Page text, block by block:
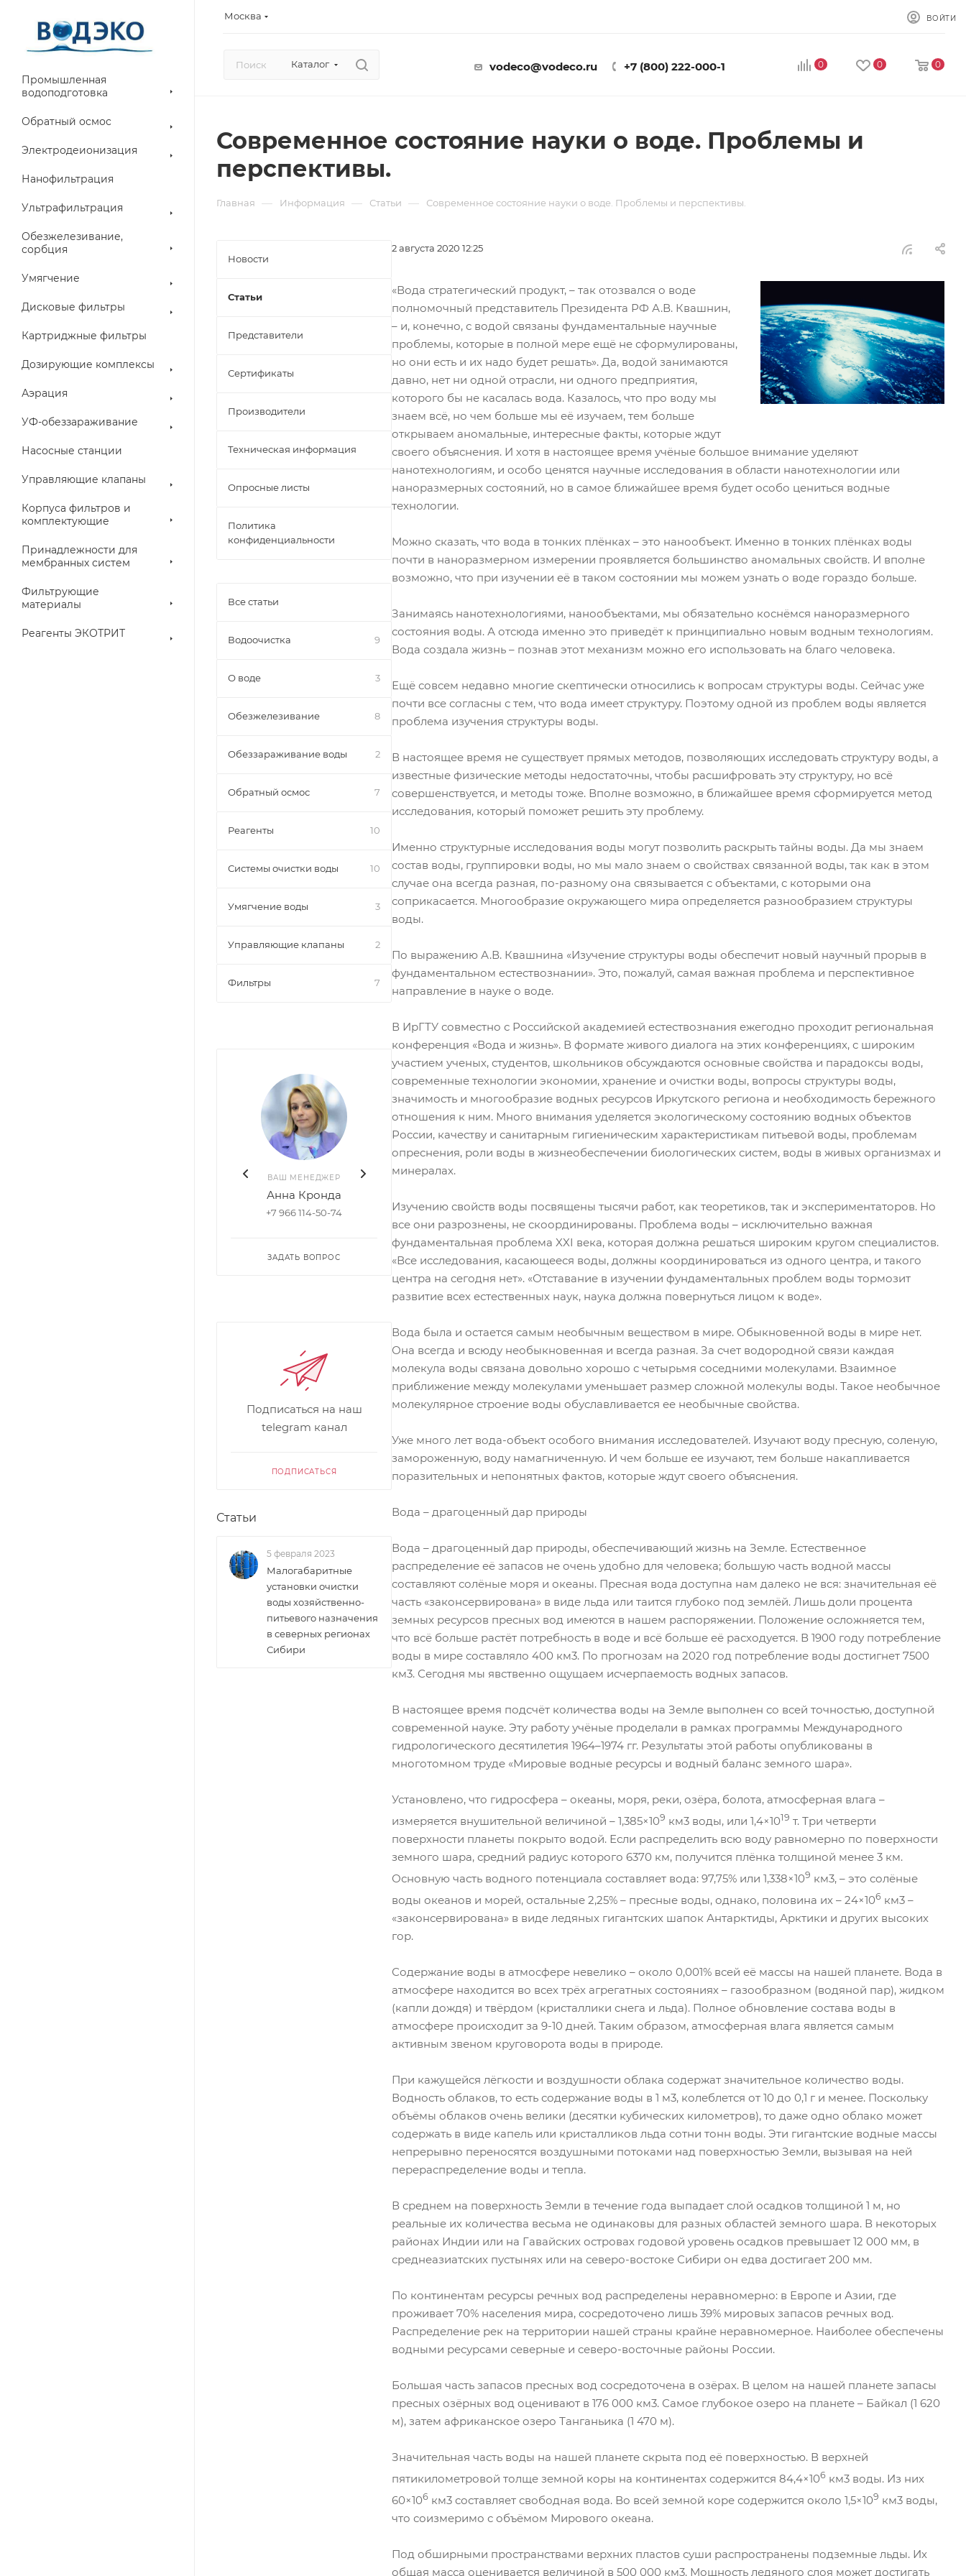
Москва ВОЙТИ
Каталог vodeco@vodeco.ru +7 (800) 222-000-1 0 0 0
Промышленная
водоподготовка
Обратный осмос
Электродеионизация
Нанофильтрация
Ультрафильтрация
Обезжелезивание,
сорбция
Умягчение
Дисковые фильтры
Картриджные фильтры
Дозирующие комплексы
Аэрация
УФ-обеззараживание
Насосные станции
Управляющие клапаны
Корпуса фильтров и
комплектующие
Принадлежности для
мембранных систем
Фильтрующие
материалы
Реагенты ЭКОТРИТ
Современное состояние науки о воде. Проблемы и
перспективы.
Главная — Информация — Статьи — Современное состояние науки о воде. Проблемы и перспективы.
2 августа 2020 12:25
«Вода стратегический продукт, – так отозвался о воде
полномочный представитель Президента РФ А.В. Квашнин,
– и, конечно, с водой связаны фундаментальные научные
проблемы, которые в полной мере ещё не сформулированы,
но они есть и их надо будет решать». Да, водой занимаются
давно, нет ни одной отрасли, ни одного предприятия,
которого бы не касалась вода. Казалось, что про воду мы
знаем всё, но чем больше мы её изучаем, тем больше
открываем аномальные, интересные факты, которые ждут
своего объяснения. И хотя в настоящее время учёные большое внимание уделяют
нанотехнологиям, и особо ценятся научные исследования в области нанотехнологии или
наноразмерных состояний, но в самое ближайшее время будет особо цениться водные
технологии.
Можно сказать, что вода в тонких плёнках – это нанообъект. Именно в тонких плёнках воды
почти в наноразмерном измерении проявляется большинство аномальных свойств. И вполне
возможно, что при изучении её в таком состоянии мы можем узнать о воде гораздо больше.
Занимаясь нанотехнологиями, нанообъектами, мы обязательно коснёмся наноразмерного
состояния воды. А отсюда именно это приведёт к принципиально новым водным технологиям.
Вода создала жизнь – познав этот механизм можно его использовать на благо человека.
Ещё совсем недавно многие скептически относились к вопросам структуры воды. Сейчас уже
почти все согласны с тем, что вода имеет структуру. Поэтому одной из проблем воды является
проблема изучения структуры воды.
В настоящее время не существует прямых методов, позволяющих исследовать структуру воды, а
известные физические методы недостаточны, чтобы расшифровать эту структуру, но всё
совершенствуется, и методы тоже. Вполне возможно, в ближайшее время сформируется метод
исследования, который поможет решить эту проблему.
Именно структурные исследования воды могут позволить раскрыть тайны воды. Да мы знаем
состав воды, группировки воды, но мы мало знаем о свойствах связанной воды, так как в этом
случае она всегда разная, по-разному она связывается с объектами, с которыми она
соприкасается. Многообразие окружающего мира определяется разнообразием структуры
воды.
По выражению А.В. Квашнина «Изучение структуры воды обеспечит новый научный прорыв в
фундаментальном естествознании». Это, пожалуй, самая важная проблема и перспективное
направление в науке о воде.
В ИрГТУ совместно с Российской академией естествознания ежегодно проходит региональная
конференция «Вода и жизнь». В формате живого диалога на этих конференциях, с широким
участием ученых, студентов, школьников обсуждаются основные свойства и парадоксы воды,
современные технологии экономии, хранение и очистки воды, вопросы структуры воды,
значимость и многообразие водных ресурсов Иркутского региона и необходимость бережного
отношения к ним. Много внимания уделяется экологическому состоянию водных объектов
России, качеству и санитарным гигиеническим характеристикам питьевой воды, проблемам
опреснения, роли воды в жизнеобеспечении биологических систем, воды в живых организмах и
минералах.
Изучению свойств воды посвящены тысячи работ, как теоретиков, так и экспериментаторов. Но
все они разрознены, не скоординированы. Проблема воды – исключительно важная
фундаментальная проблема XXI века, которая должна решаться широким кругом специалистов.
«Все исследования, касающееся воды, должны координироваться из одного центра, и такого
центра на сегодня нет». «Отставание в изучении фундаментальных проблем воды тормозит
развитие всех естественных наук, наука должна повернуться лицом к воде».
Вода была и остается самым необычным веществом в мире. Обыкновенной воды в мире нет.
Она всегда и всюду необыкновенная и всегда разная. За счет водородной связи каждая
молекула воды связана довольно хорошо с четырьмя соседними молекулами. Взаимное
приближение между молекулами уменьшает размер сложной молекулы воды. Такое необычное
молекулярное строение воды обуславливается ее необычные свойства.
Уже много лет вода-объект особого внимания исследователей. Изучают воду пресную, соленую,
замороженную, воду намагниченную. И чем больше ее изучают, тем больше накапливается
поразительных и непонятных фактов, которые ждут своего объяснения.
Вода – драгоценный дар природы
Вода – драгоценный дар природы, обеспечивающий жизнь на Земле. Естественное
распределение её запасов не очень удобно для человека; большую часть водной массы
составляют солёные моря и океаны. Пресная вода доступна нам далеко не вся: значительная её
часть «законсервирована» в виде льда или таится глубоко под землёй. Лишь доли процента
земных ресурсов пресных вод имеются в нашем распоряжении. Положение осложняется тем,
что всё больше растёт потребность в воде и всё больше её расходуется. В 1900 году потребление
воды в мире составляло 400 км3. По прогнозам на 2020 год потребление воды достигнет 7500
км3. Сегодня мы явственно ощущаем исчерпаемость водных запасов.
В настоящее время подсчёт количества воды на Земле выполнен со всей точностью, доступной
современной науке. Эту работу учёные проделали в рамках программы Международного
гидрологического десятилетия 1964–1974 гг. Результаты этой работы опубликованы в
многотомном труде «Мировые водные ресурсы и водный баланс земного шара».
Установлено, что гидросфера – океаны, моря, реки, озёра, болота, атмосферная влага –
измеряется внушительной величиной – 1,385×109 км3 воды, или 1,4×1019 т. Три четверти
поверхности планеты покрыто водой. Если распределить всю воду равномерно по поверхности
земного шара, средний радиус которого 6370 км, получится плёнка толщиной менее 3 км.
Основную часть водного потенциала составляет вода: 97,75% или 1,338×109 км3, – это солёные
воды океанов и морей, остальные 2,25% – пресные воды, однако, половина их – 24×106 км3 –
«законсервирована» в виде ледяных гигантских шапок Антарктиды, Арктики и других высоких
гор.
Содержание воды в атмосфере невелико – около 0,001% всей её массы на нашей планете. Вода в
атмосфере находится во всех трёх агрегатных состояниях – газообразном (водяной пар), жидком
(капли дождя) и твёрдом (кристаллики снега и льда). Полное обновление состава воды в
атмосфере происходит за 9-10 дней. Таким образом, атмосферная влага является самым
активным звеном круговорота воды в природе.
При кажущейся лёгкости и воздушности облака содержат значительное количество воды.
Водность облаков, то есть содержание воды в 1 м3, колеблется от 10 до 0,1 г и менее. Поскольку
объёмы облаков очень велики (десятки кубических километров), то даже одно облако может
содержать в виде капель или кристалликов льда сотни тонн воды. Эти гигантские водные массы
непрерывно переносятся воздушными потоками над поверхностью Земли, вызывая на ней
перераспределение воды и тепла.
В среднем на поверхность Земли в течение года выпадает слой осадков толщиной 1 м, но
реальные их количества весьма не одинаковы для разных областей земного шара. В некоторых
районах Индии или на Гавайских островах годовой уровень осадков превышает 12 000 мм, в
среднеазиатских пустынях или на северо-востоке Сибири он едва достигает 200 мм.
По континентам ресурсы речных вод распределены неравномерно: в Европе и Азии, где
проживает 70% населения мира, сосредоточено лишь 39% мировых запасов речных вод.
Распределение рек на территории нашей страны крайне неравномерное. Наиболее обеспечены
водными ресурсами северные и северо-восточные районы России.
Большая часть запасов пресных вод сосредоточена в озёрах. В целом на нашей планете запасы
пресных озёрных вод оценивают в 176 000 км3. Самое глубокое озеро на планете – Байкал (1 620
м), затем африканское озеро Танганьика (1 470 м).
Значительная часть воды на нашей планете скрыта под её поверхностью. В верхней
пятикилометровой толще земной коры на континентах содержится 84,4×106 км3 воды. Из них
60×106 км3 составляет свободная вода. Во всей земной коре содержится около 1,5×109 км3 воды,
что соизмеримо с объёмом Мирового океана.
Под обширными пространствами верхних пластов суши распространены подземные льды. Их
общая масса оценивается величиной в 500 000 км3. Мощность ледяного слоя может достигать
Новости
Статьи
Представители
Сертификаты
Производители
Техническая информация
Опросные листы
Политика
конфиденциальности
Все статьи
Водоочистка 9
О воде 3
Обезжелезивание 8
Обеззараживание воды 2
Обратный осмос 7
Реагенты 10
Системы очистки воды 10
Умягчение воды 3
Управляющие клапаны 2
Фильтры 7
ВАШ МЕНЕДЖЕР
Анна Кронда
+7 966 114-50-74
ЗАДАТЬ ВОПРОС
ВАШ МЕНЕДЖЕР
+7 903 578-27-20
ЗАДАТЬ ВОПРОС
+7 969 014-83-95
ЗАДАТЬ ВОПРОС
+7 909 965-45-63
ЗАДАТЬ ВОПРОС
Подписаться на наш
telegram канал
ПОДПИСАТЬСЯ
Статьи
5 февраля 2023
Малогабаритные
установки очистки
воды хозяйственно-
питьевого назначения
в северных регионах
Сибири